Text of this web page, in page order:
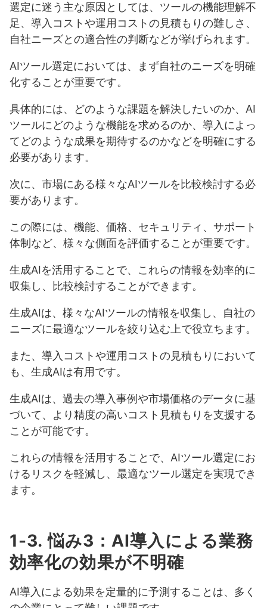
選定に迷う主な原因としては、ツールの機能理解不
足、導入コストや運用コストの見積もりの難しさ、
自社ニーズとの適合性の判断などが挙げられます。
AIツール選定においては、まず自社のニーズを明確
化することが重要です。
具体的には、どのような課題を解決したいのか、AI
ツールにどのような機能を求めるのか、導入によっ
てどのような成果を期待するのかなどを明確にする
必要があります。
次に、市場にある様々なAIツールを比較検討する必
要があります。
この際には、機能、価格、セキュリティ、サポート
体制など、様々な側面を評価することが重要です。
生成AIを活用することで、これらの情報を効率的に
収集し、比較検討することができます。
生成AIは、様々なAIツールの情報を収集し、自社の
ニーズに最適なツールを絞り込む上で役立ちます。
また、導入コストや運用コストの見積もりにおいて
も、生成AIは有用です。
生成AIは、過去の導入事例や市場価格のデータに基
づいて、より精度の高いコスト見積もりを支援する
ことが可能です。
これらの情報を活用することで、AIツール選定にお
けるリスクを軽減し、最適なツール選定を実現でき
ます。
1-3. 悩み3：AI導入による業務
効率化の効果が不明確
AI導入による効果を定量的に予測することは、多く